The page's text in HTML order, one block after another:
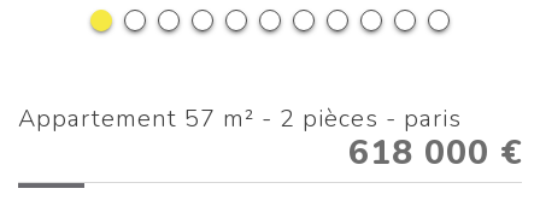
appartement 57 m² - 2 pièces - paris
618 000 €